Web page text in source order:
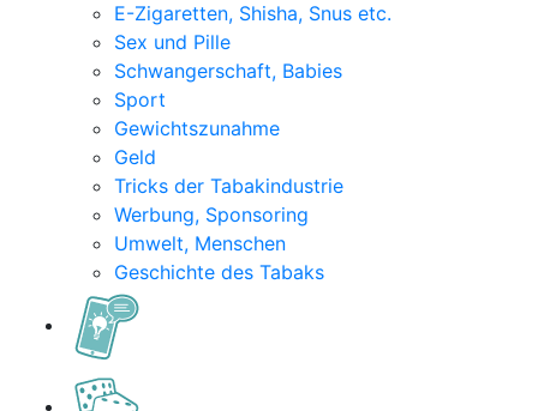
E-Zigaretten, Shisha, Snus etc.
Sex und Pille
Schwangerschaft, Babies
Sport
Gewichtszunahme
Geld
Tricks der Tabakindustrie
Werbung, Sponsoring
Umwelt, Menschen
Geschichte des Tabaks